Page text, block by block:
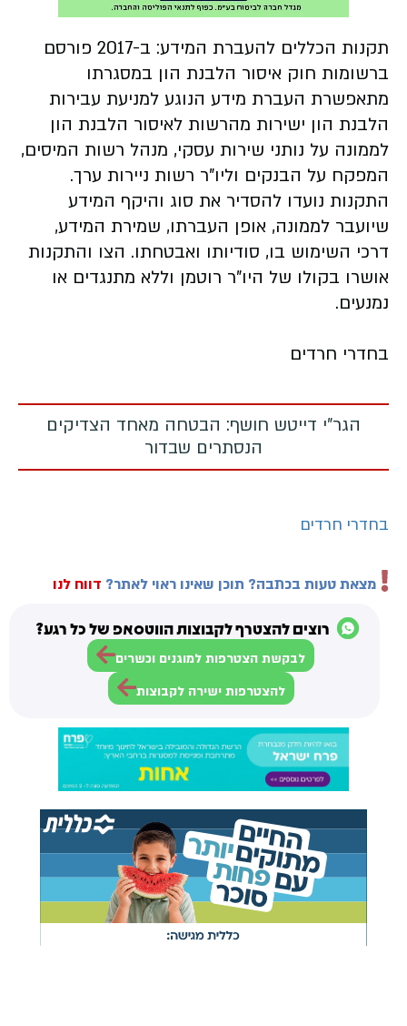
תקנות הכללים להעברת המידע: ב-2017 פורסם
ברשומות חוק איסור הלבנת הון במסגרתו
מתאפשרת העברת מידע הנוגע למניעת עבירות
הלבנת הון ישירות מהרשות לאיסור הלבנת הון
לממונה על נותני שירות עסקי, מנהל רשות המיסים,
המפקח על הבנקים וליו"ר רשות ניירות ערך.
התקנות נועדו להסדיר את סוג והיקף המידע
שיועבר לממונה, אופן העברתו, שמירת המידע,
דרכי השימוש בו, סודיותו ואבטחתו. הצו והתקנות
אושרו בקולו של היו"ר רוטמן וללא מתנגדים או
נמנעים.
בחדרי חרדים
הגר"י דייטש חושף: הבטחה מאחד הצדיקים
הנסתרים שבדור
בחדרי חרדים
מצאת טעות בכתבה? תוכן שאינו ראוי לאתר? דווח לנו
רוצים להצטרף לקבוצות הווטסאפ של כל רגע?
לבקשת הצטרפות למוגנים וכשרים
להצטרפות ישירה לקבוצות